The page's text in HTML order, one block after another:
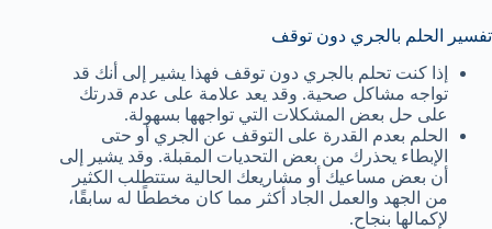
تفسير الحلم بالجري دون توقف
إذا كنت تحلم بالجري دون توقف فهذا يشير إلى أنك قد
تواجه مشاكل صحية. وقد يعد علامة على عدم قدرتك
على حل بعض المشكلات التي تواجهها بسهولة.
الحلم بعدم القدرة على التوقف عن الجري أو حتى
الإبطاء يحذرك من بعض التحديات المقبلة. وقد يشير إلى
أن بعض مساعيك أو مشاريعك الحالية ستتطلب الكثير
من الجهد والعمل الجاد أكثر مما كان مخططًا له سابقًا،
لإكمالها بنجاح.